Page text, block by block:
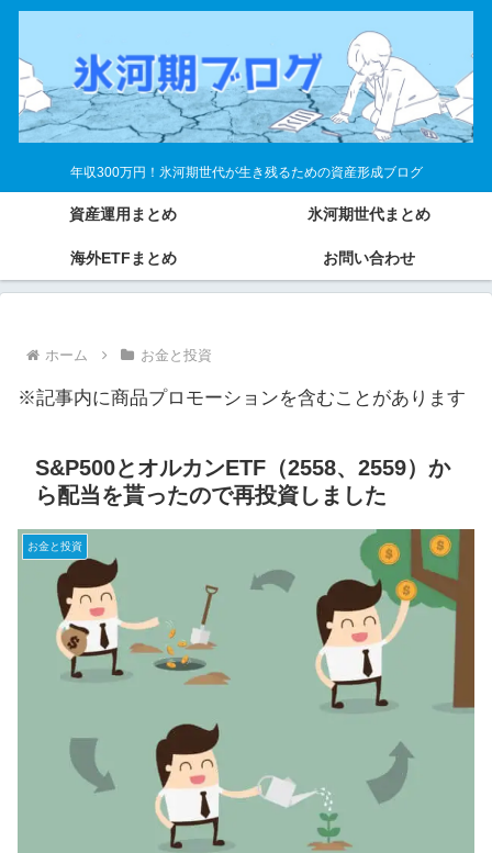
年収300万円！氷河期世代が生き残るための資産形成ブログ
資産運用まとめ 氷河期世代まとめ
海外ETFまとめ お問い合わせ
ホーム お金と投資
※記事内に商品プロモーションを含むことがあります
S&P500とオルカンETF（2558、2559）か
ら配当を貰ったので再投資しました
お金と投資